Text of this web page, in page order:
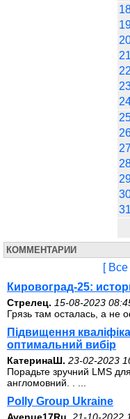
21
22
27
31
КОММЕНТАРИИ
[
Кировоград-25:
Стрелец. 15-08-2023
Грязь там осталась, а не
Підвищення
оптимальний вибір
КатеринаШ. 23-02-2023
Порадьте зручний LMS
англомовний. . ...
Polly Group Ukraine